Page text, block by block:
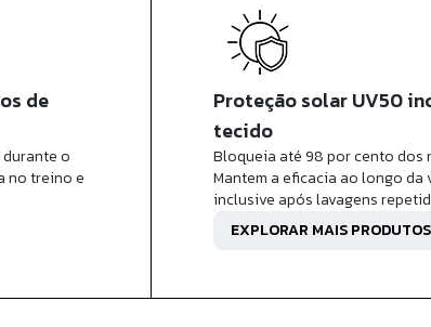
de
o
no treino e
Proteção solar UV50
tecido
Bloqueia até 98 por cento dos
Mantem a eficacia ao longo da
inclusive após lavagens
EXPLORAR MAIS PRODUTOS